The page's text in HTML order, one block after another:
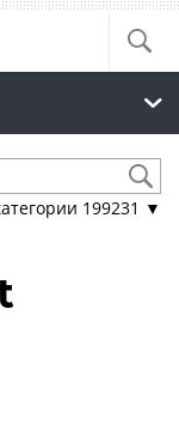
199231 ▼